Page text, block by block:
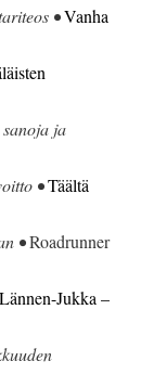
•Vanha
ja
•Täältä
•Roadrunner
Lännen-Jukka –